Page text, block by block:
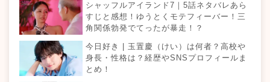
シャッフルアイランド7｜5話ネタバレあら
すじと感想！ゆうとくモテフィーバー！三
角関係勃発でてったが暴走！？
今日好き | 玉置慶（けい）は何者？高校や
身長・性格は？経歴やSNSプロフィールま
とめ！